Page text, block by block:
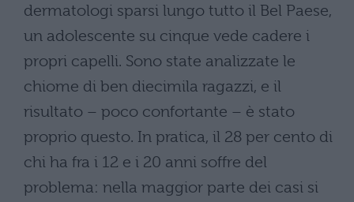
dermatologi sparsi lungo tutto il Bel Paese,
un adolescente su cinque vede cadere i
propri capelli. Sono state analizzate le
chiome di ben diecimila ragazzi, e il
risultato – poco confortante – è stato
proprio questo. In pratica, il 28 per cento di
chi ha fra i 12 e i 20 anni soffre del
problema: nella maggior parte dei casi si